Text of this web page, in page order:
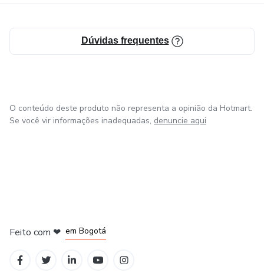
Dúvidas frequentes
O conteúdo deste produto não representa a opinião da Hotmart.
Se você vir informações inadequadas, denuncie aqui
Feito com ❤ em Bogotá